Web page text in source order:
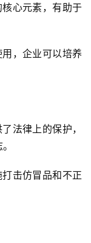
心元素，有助于
，企业可以培养
法律上的保护，
击仿冒品和不正